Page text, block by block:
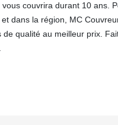
couvrira durant 10 ans.
dans la région, MC
de qualité au meilleur prix.